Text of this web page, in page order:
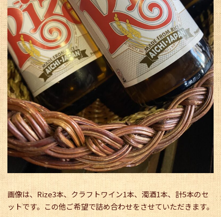
画像は、Rize3本、クラフトワイン1本、濁酒1本、計5本のセ
ットです。この他ご希望で詰め合わせをさせていただきます。